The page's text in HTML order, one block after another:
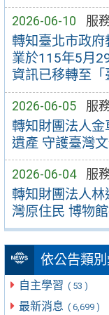
2026-06-10 服
轉知臺北市政府
業於115年5月
資訊已移轉至「
2026-06-05 服
轉知財團法人
遺產 守護臺灣
2026-06-04 服
轉知財團法人
灣原住民 博物
依公告類
自主學習 ( 53 )
最新消息 ( 6,699 )